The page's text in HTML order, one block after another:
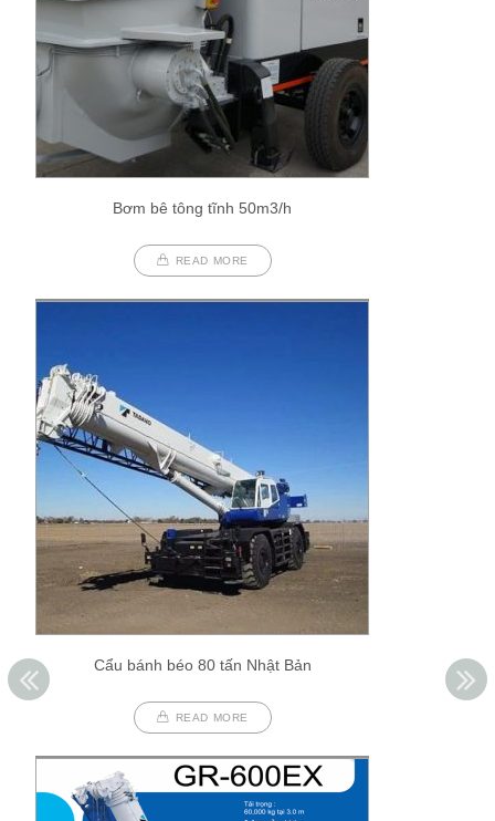
Bơm bê tông tĩnh 50m3/h
READ MORE
Cẩu bánh béo 80 tấn Nhật Bản
READ MORE